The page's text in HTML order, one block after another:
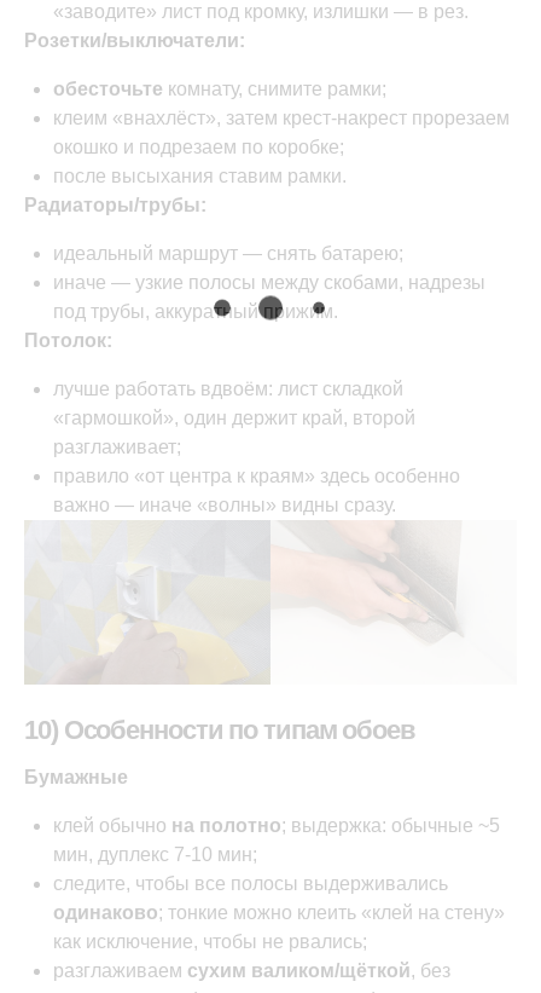
«заводите» лист под кромку, излишки — в рез.
Розетки/выключатели:
обесточьте комнату, снимите рамки;
клеим «внахлёст», затем крест-накрест прорезаем
окошко и подрезаем по коробке;
после высыхания ставим рамки.
Радиаторы/трубы:
идеальный маршрут — снять батарею;
иначе — узкие полосы между скобами, надрезы
под трубы, аккуратный прижим.
Потолок:
лучше работать вдвоём: лист складкой
«гармошкой», один держит край, второй
разглаживает;
правило «от центра к краям» здесь особенно
важно — иначе «волны» видны сразу.
10) Особенности по типам обоев
Бумажные
клей обычно на полотно; выдержка: обычные ~5
мин, дуплекс 7-10 мин;
следите, чтобы все полосы выдерживались
одинаково; тонкие можно клеить «клей на стену»
как исключение, чтобы не рвались;
разглаживаем сухим валиком/щёткой, без